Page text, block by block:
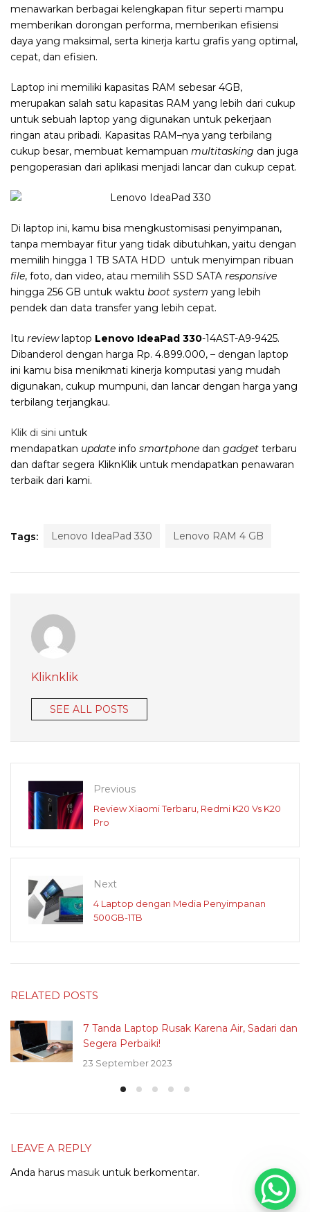
menawarkan berbagai kelengkapan fitur seperti mampu
memberikan dorongan performa, memberikan efisiensi
daya yang maksimal, serta kinerja kartu grafis yang optimal,
cepat, dan efisien.
Laptop ini memiliki kapasitas RAM sebesar 4GB,
merupakan salah satu kapasitas RAM yang lebih dari cukup
untuk sebuah laptop yang digunakan untuk pekerjaan
ringan atau pribadi. Kapasitas RAM–nya yang terbilang
cukup besar, membuat kemampuan multitasking dan juga
pengoperasian dari aplikasi menjadi lancar dan cukup cepat.
Di laptop ini, kamu bisa mengkustomisasi penyimpanan,
tanpa membayar fitur yang tidak dibutuhkan, yaitu dengan
memilih hingga 1 TB SATA HDD untuk menyimpan ribuan
file, foto, dan video, atau memilih SSD SATA responsive
hingga 256 GB untuk waktu boot system yang lebih
pendek dan data transfer yang lebih cepat.
Itu reviewlaptop Lenovo IdeaPad 330-14AST-A9-9425.
Dibanderol dengan harga Rp. 4.899.000, – dengan laptop
ini kamu bisa menikmati kinerja komputasi yang mudah
digunakan, cukup mumpuni, dan lancar dengan harga yang
terbilang terjangkau.
Klik di sini untuk
mendapatkan update info smartphone dan gadget terbaru
dan daftar segera KliknKlik untuk mendapatkan penawaran
terbaik dari kami.
Tags: Lenovo IdeaPad 330 Lenovo RAM 4 GB
Kliknklik
SEE ALL POSTS
Previous
Review Xiaomi Terbaru, Redmi K20 Vs K20
Pro
Next
4 Laptop dengan Media Penyimpanan
500GB-1TB
RELATED POSTS
7 Tanda Laptop Rusak Karena Air, Sadari dan
Segera Perbaiki!
23 September 2023
LEAVE A REPLY
Anda harus masuk untuk berkomentar.